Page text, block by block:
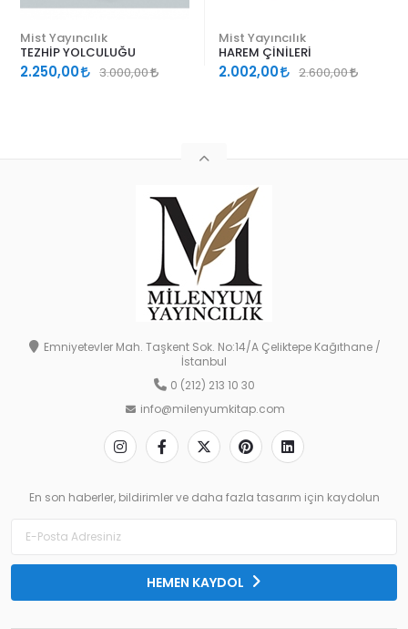
Mist Yayıncılık
TEZHİP YOLCULUĞU
2.250,00 3.000,00
Mist Yayıncılık
HAREM ÇİNİLERİ
2.002,00 2.600,00
Emniyetevler Mah. Taşkent Sok. No:14/A Çeliktepe Kağıthane /
İstanbul
0 (212) 213 10 30
info@milenyumkitap.com
En son haberler, bildirimler ve daha fazla tasarım için kaydolun
HEMEN KAYDOL